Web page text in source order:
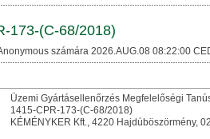
173-(C-68/2018)
számára 2026.AUG.08 08:22:00
Üzemi Gyártásellenőrzés Megfelelőségi
1415-CPR-173-(C-68/2018)
KÉMÉNYKER Kft., 4220 Hajdúböszörmény,